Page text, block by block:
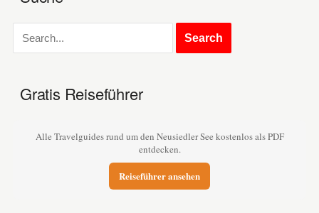
Gratis Reiseführer
Alle Travelguides rund um den Neusiedler See kostenlos als PDF
entdecken.
Reiseführer ansehen